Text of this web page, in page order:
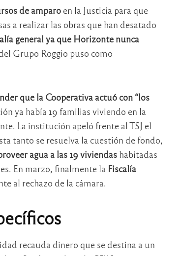
de amparoen la Justicia para que
a realizar las obras que han desatado
general ya que Horizonte nunca
Grupo Roggio puso como
que la Cooperativa actuó con “los
ya había 19 familias viviendo en la
La institución apeló frente al TSJ el
tanto se resuelva la cuestión de fondo,
agua a las 19 viviendashabitadas
En marzo, finalmente la Fiscalía
al rechazo de la cámara.
recauda dinero que se destina a un